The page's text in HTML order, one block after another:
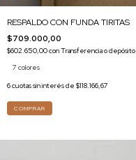
RESPALDO CON FUNDA TIRITAS
$709.000,00
$602.650,00conTransferencia o depósito
7 colores
6cuotas sin interés de $118.166,67
COMPRAR